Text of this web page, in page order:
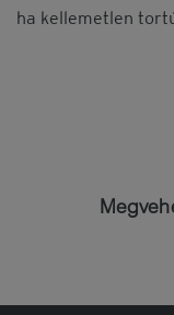
ha kellemetlen